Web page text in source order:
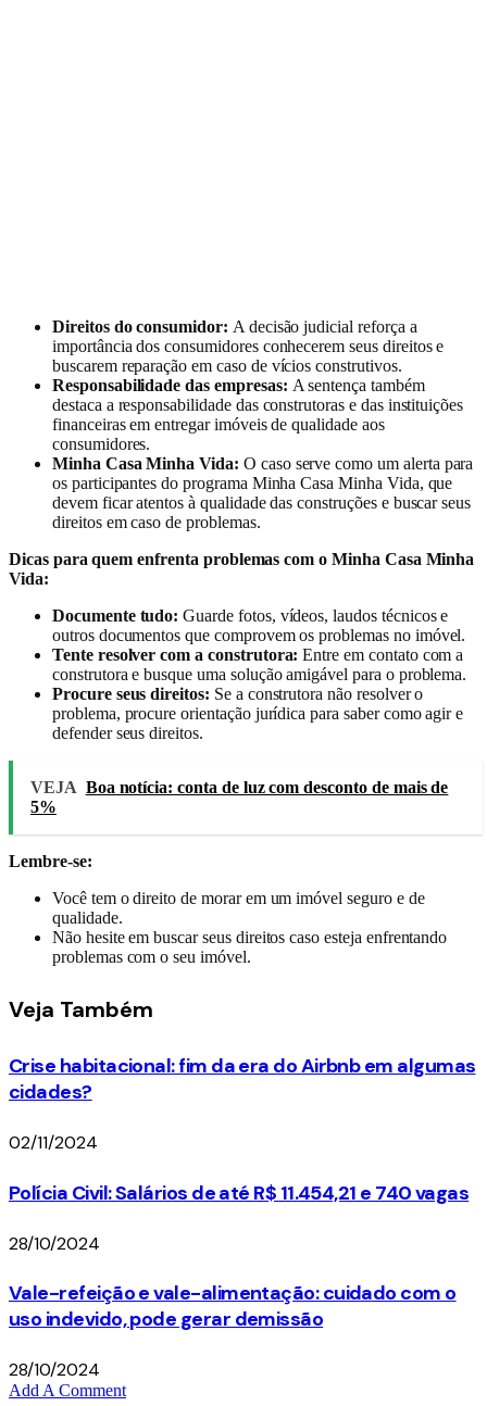
Direitos do consumidor: A decisão judicial reforça a
importância dos consumidores conhecerem seus direitos e
buscarem reparação em caso de vícios construtivos.
Responsabilidade das empresas: A sentença também
destaca a responsabilidade das construtoras e das instituições
financeiras em entregar imóveis de qualidade aos
consumidores.
Minha Casa Minha Vida: O caso serve como um alerta para
os participantes do programa Minha Casa Minha Vida, que
devem ficar atentos à qualidade das construções e buscar seus
direitos em caso de problemas.
Dicas para quem enfrenta problemas com o Minha Casa Minha
Vida:
Documente tudo: Guarde fotos, vídeos, laudos técnicos e
outros documentos que comprovem os problemas no imóvel.
Tente resolver com a construtora: Entre em contato com a
construtora e busque uma solução amigável para o problema.
Procure seus direitos: Se a construtora não resolver o
problema, procure orientação jurídica para saber como agir e
defender seus direitos.
VEJA Boa notícia: conta de luz com desconto de mais de
5%
Lembre-se:
Você tem o direito de morar em um imóvel seguro e de
qualidade.
Não hesite em buscar seus direitos caso esteja enfrentando
problemas com o seu imóvel.
Veja Também
Crise habitacional: fim da era do Airbnb em algumas
cidades?
02/11/2024
Polícia Civil: Salários de até R$ 11.454,21 e 740 vagas
28/10/2024
Vale-refeição e vale-alimentação: cuidado com o
uso indevido, pode gerar demissão
28/10/2024
Add A Comment